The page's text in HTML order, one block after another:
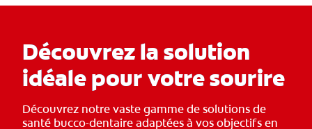
Découvrez la solution
idéale pour votre sourire
Découvrez notre vaste gamme de solutions de
santé bucco-dentaire adaptées à vos objectifs en